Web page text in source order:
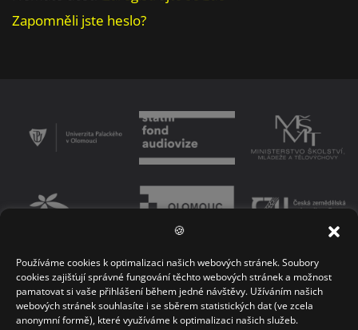
🍪
Používáme cookies k optimalizaci našich webových stránek. Soubory
cookies zajišťují správné fungování těchto webových stránek a možnost
pamatovat si vaše přihlášení během jedné návštěvy. Užíváním našich
webových stránek souhlasíte i se sběrem statistických dat (ve zcela
anonymní formě), které využíváme k optimalizaci našich služeb.
Zapomněli jste heslo?
PODMÍNKY UŽÍVÁNÍ PLATFORMY ZÁSADY OCHRANY OSOBNÍCH ÚDAJŮ
KONTAKT